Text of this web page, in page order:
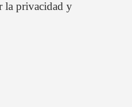
la privacidad y